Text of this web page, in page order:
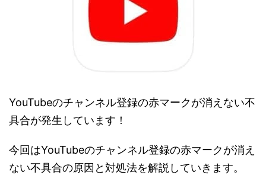
YouTubeのチャンネル登録の赤マークが消えない不
具合が発生しています！
今回はYouTubeのチャンネル登録の赤マークが消え
ない不具合の原因と対処法を解説していきます。